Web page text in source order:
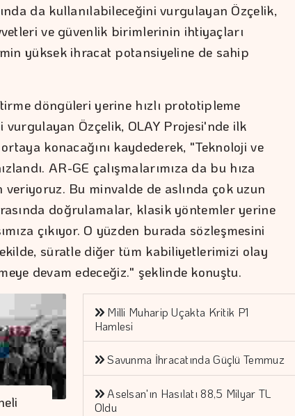
da kullanılabileceğini vurgulayan Özçelik,
ve güvenlik birimlerinin ihtiyaçları
yüksek ihracat potansiyeline de sahip
döngüleri yerine hızlı prototipleme
vurgulayan Özçelik, OLAY Projesi'nde ilk
konacağını kaydederek, "Teknoloji ve
AR-GE çalışmalarımıza da bu hıza
Bu minvalde de aslında çok uzun
doğrulamalar, klasik yöntemler yerine
çıkıyor. O yüzden burada sözleşmesini
süratle diğer tüm kabiliyetlerimizi olay
devam edeceğiz." şeklinde konuştu.
Milli Muharip Uçakta Kritik P1
Hamlesi
Savunma İhracatında Güçlü Temmuz
Aselsan'ın Hasılatı 88,5 Milyar TL
Oldu